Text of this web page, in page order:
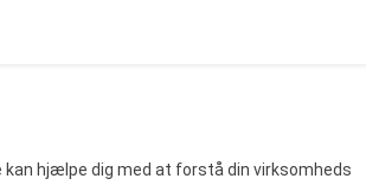
kan hjælpe dig med at forstå din virksomheds